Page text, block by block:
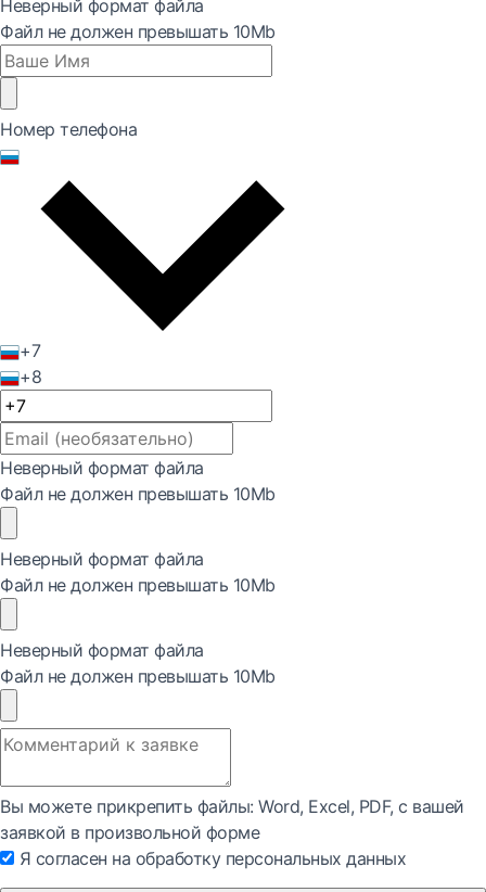
Неверный формат файла
Файл не должен превышать 10Mb
Номер телефона
+7
+8
Неверный формат файла
Файл не должен превышать 10Mb
Неверный формат файла
Файл не должен превышать 10Mb
Неверный формат файла
Файл не должен превышать 10Mb
Вы можете прикрепить файлы: Word, Exсel, PDF, с вашей
заявкой в произвольной форме
Я согласен на обработку персональных данных